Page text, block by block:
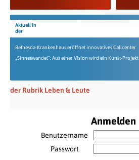
Aktuell in
der
Bethesda-Krankenhaus eröffnet innovatives Callcenter
„Sinneswandel“: Aus einer Vision wird ein Kunst-Projekt
der Rubrik Leben & Leute
Anmelden
Benutzername
Passwort